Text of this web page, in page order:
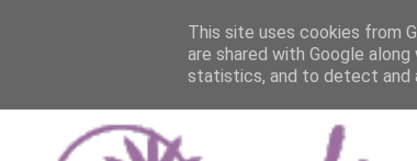
This site uses cookies from
are shared with Google
statistics, and to detect and